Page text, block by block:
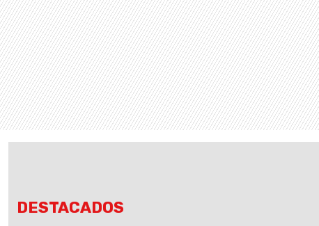
DESTACADOS